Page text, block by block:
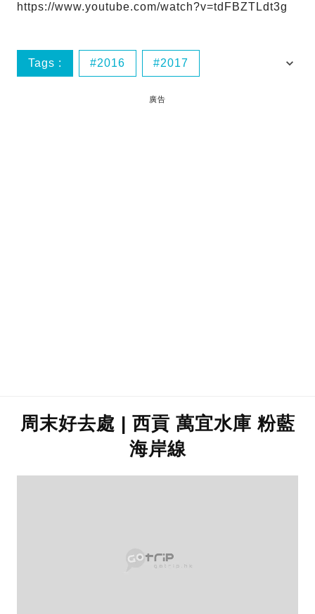
https://www.youtube.com/watch?v=tdFBZTLdt3g
Tags : 2016 2017
Emma Watson
廣告
周末好去處 | 西貢 萬宜水庫 粉藍
海岸線